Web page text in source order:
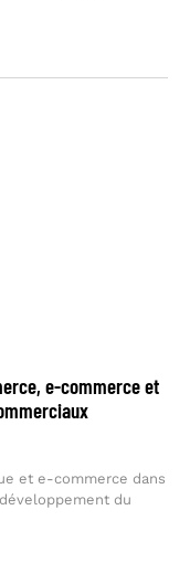
e-commerce et
et e-commerce dans
du